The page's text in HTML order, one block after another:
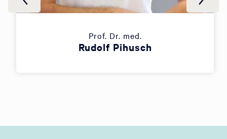
Prof. Dr. med.
Rudolf Pihusch